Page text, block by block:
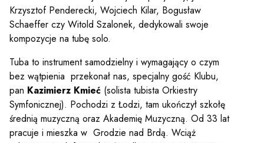
Krzysztof Penderecki, Wojciech Kilar, Bogusław
Schaeffer czy Witold Szalonek, dedykowali swoje
kompozycje na tubę solo.
Tuba to instrument samodzielny i wymagający o czym
bez wątpienia przekonał nas, specjalny gość Klubu,
pan Kazimierz Kmieć (solista tubista Orkiestry
Symfonicznej). Pochodzi z Łodzi, tam ukończył szkołę
średnią muzyczną oraz Akademię Muzyczną. Od 33 lat
pracuje i mieszka w Grodzie nad Brdą. Wciąż